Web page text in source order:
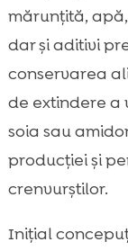
mărunțită,
dar și aditivi
conservarea
de extindere a
soia sau
producției și
crenvurștilor.
Inițial